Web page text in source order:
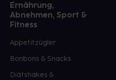
Ernährung,
Abnehmen, Sport &
Fitness
Appetitzügler
Bonbons & Snacks
Diätshakes &